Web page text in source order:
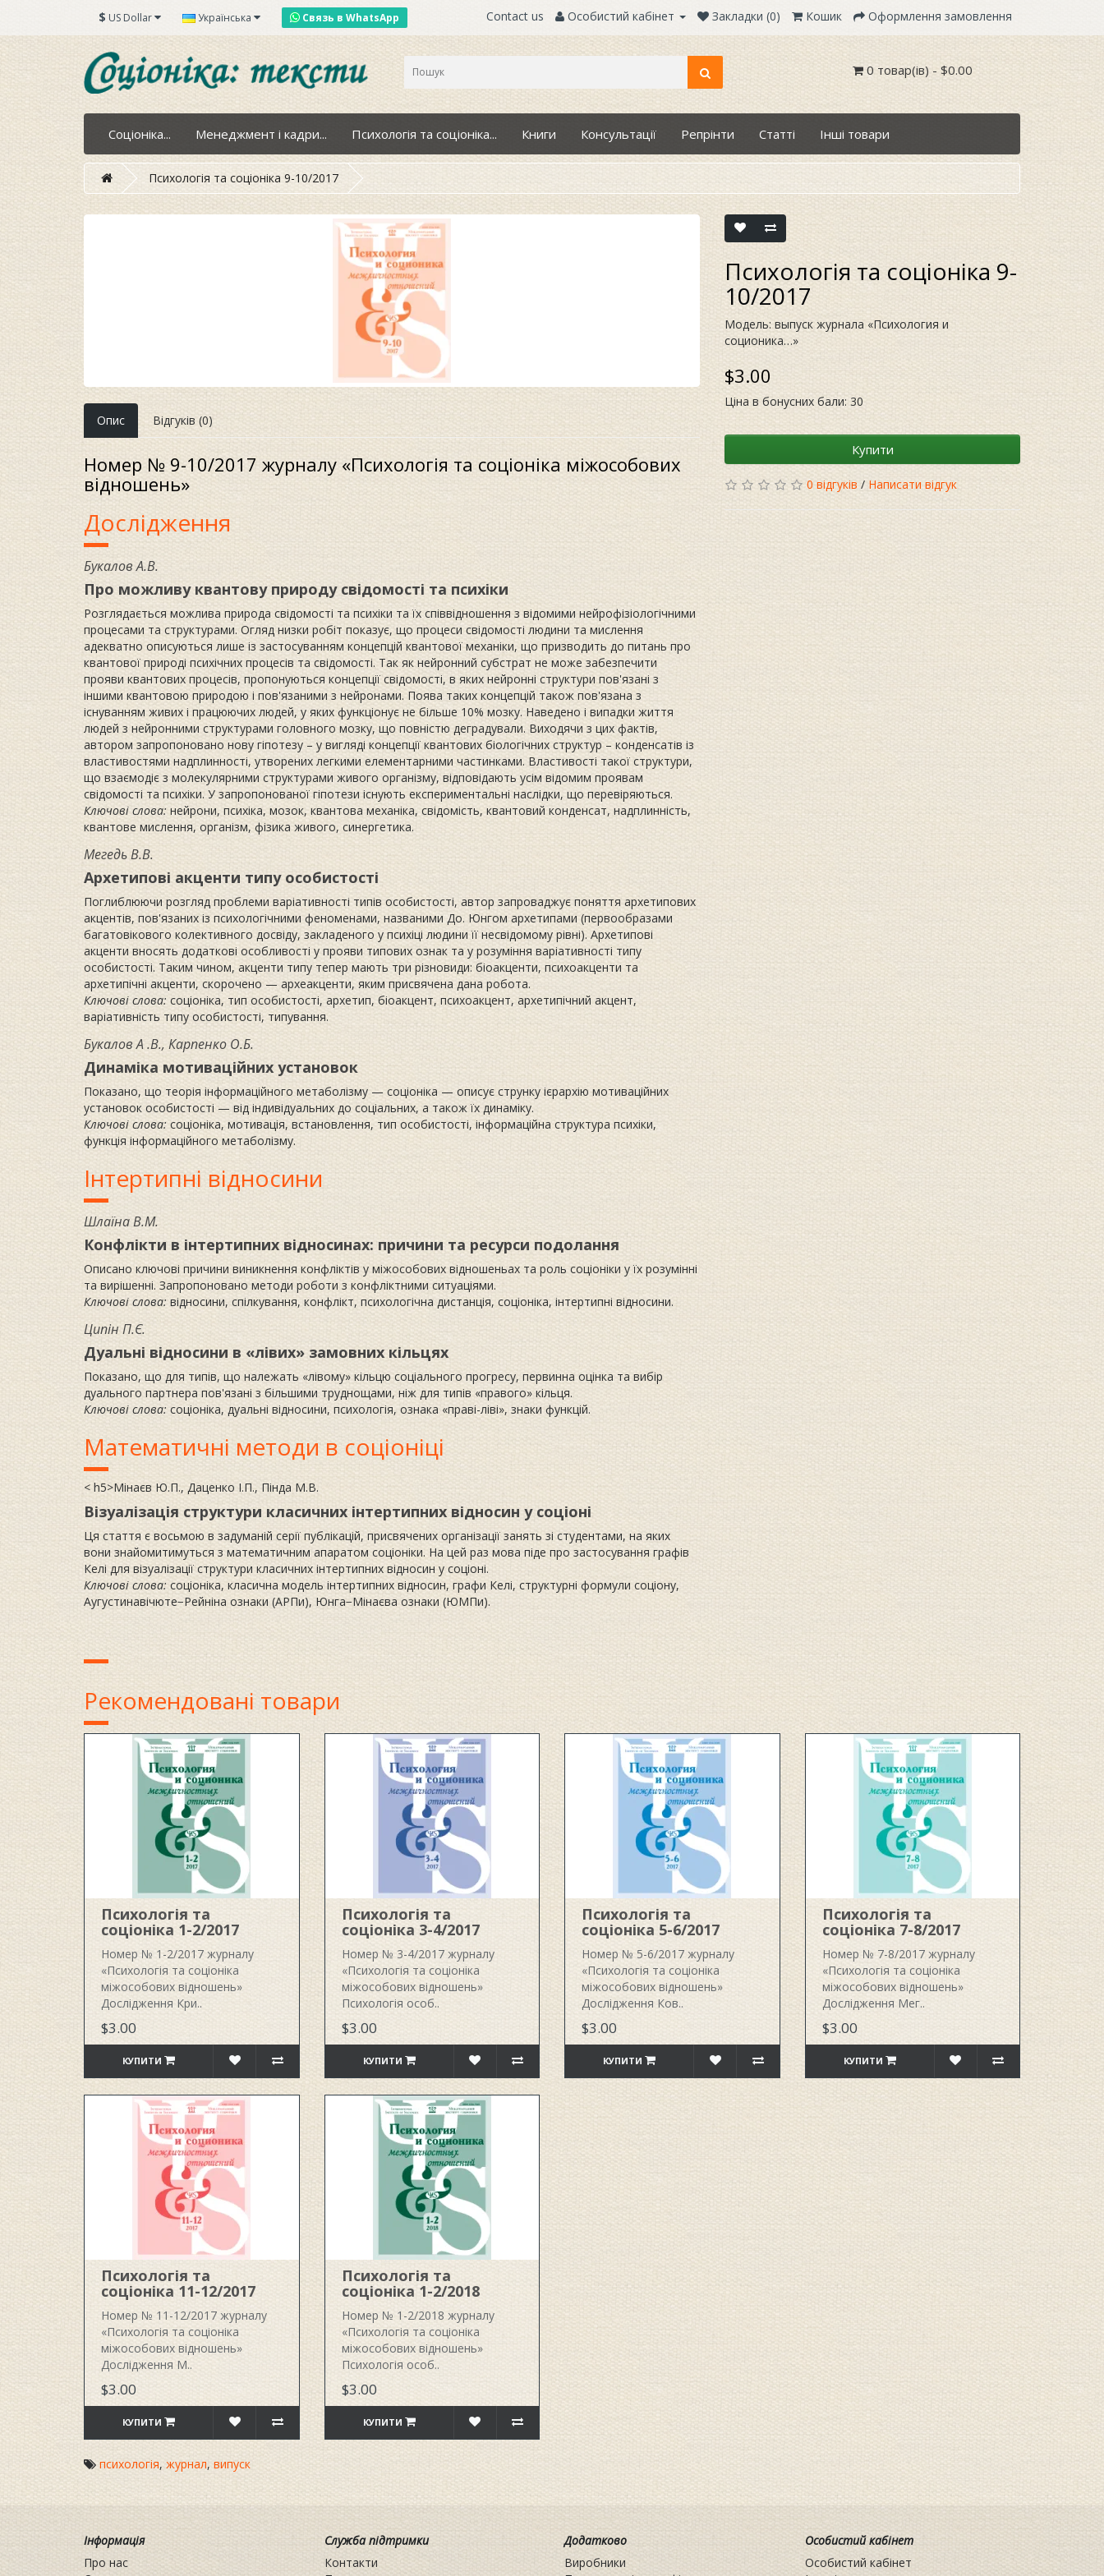
$ US Dollar Українська Связь в WhatsApp Contact us Особистий кабінет Закладки (0) Кошик Оформлення замовлення
0 товар(ів) - $0.00
Соціоніка... Менеджмент і кадри... Психологія та соціоніка... Книги Консультації Репрінти Статті Інші товари
Психологія та соціоніка 9-10/2017
Опис Відгуків (0)
Номер № 9-10/2017 журналу «Психологія та соціоніка міжособових
відношень»
Дослідження
Букалов А.В.
Про можливу квантову природу свідомості та психіки
Розглядається можлива природа свідомості та психіки та їх співвідношення з відомими нейрофізіологічними
процесами та структурами. Огляд низки робіт показує, що процеси свідомості людини та мислення
адекватно описуються лише із застосуванням концепцій квантової механіки, що призводить до питань про
квантової природі психічних процесів та свідомості. Так як нейронний субстрат не може забезпечити
прояви квантових процесів, пропонуються концепції свідомості, в яких нейронні структури пов'язані з
іншими квантовою природою і пов'язаними з нейронами. Поява таких концепцій також пов'язана з
існуванням живих і працюючих людей, у яких функціонує не більше 10% мозку. Наведено і випадки життя
людей з нейронними структурами головного мозку, що повністю деградували. Виходячи з цих фактів,
автором запропоновано нову гіпотезу – у вигляді концепції квантових біологічних структур – конденсатів із
властивостями надплинності, утворених легкими елементарними частинками. Властивості такої структури,
що взаємодіє з молекулярними структурами живого організму, відповідають усім відомим проявам
свідомості та психіки. У запропонованої гіпотези існують експериментальні наслідки, що перевіряються.
Ключові слова: нейрони, психіка, мозок, квантова механіка, свідомість, квантовий конденсат, надплинність,
квантове мислення, організм, фізика живого, синергетика.
Мегедь В.В.
Архетипові акценти типу особистості
Поглиблюючи розгляд проблеми варіативності типів особистості, автор запроваджує поняття архетипових
акцентів, пов'язаних із психологічними феноменами, названими До. Юнгом архетипами (первообразами
багатовікового колективного досвіду, закладеного у психіці людини її несвідомому рівні). Архетипові
акценти вносять додаткові особливості у прояви типових ознак та у розуміння варіативності типу
особистості. Таким чином, акценти типу тепер мають три різновиди: біоакценти, психоакценти та
архетипічні акценти, скорочено — археакценти, яким присвячена дана робота.
Ключові слова: соціоніка, тип особистості, архетип, біоакцент, психоакцент, архетипічний акцент,
варіативність типу особистості, типування.
Букалов А .В., Карпенко О.Б.
Динаміка мотиваційних установок
Показано, що теорія інформаційного метаболізму — соціоніка — описує струнку ієрархію мотиваційних
установок особистості — від індивідуальних до соціальних, а також їх динаміку.
Ключові слова: соціоніка, мотивація, встановлення, тип особистості, інформаційна структура психіки,
функція інформаційного метаболізму.
Інтертипні відносини
Шлаїна В.М.
Конфлікти в інтертипних відносинах: причини та ресурси подолання
Описано ключові причини виникнення конфліктів у міжособових відношеньах та роль соціоніки у їх розумінні
та вирішенні. Запропоновано методи роботи з конфліктними ситуаціями.
Ключові слова: відносини, спілкування, конфлікт, психологічна дистанція, соціоніка, інтертипні відносини.
Ципін П.Є.
Дуальні відносини в «лівих» замовних кільцях
Показано, що для типів, що належать «лівому» кільцю соціального прогресу, первинна оцінка та вибір
дуального партнера пов'язані з більшими труднощами, ніж для типів «правого» кільця.
Ключові слова: соціоніка, дуальні відносини, психологія, ознака «праві-ліві», знаки функцій.
Математичні методи в соціоніці
< h5>Мінаєв Ю.П., Даценко І.П., Пінда М.В.
Візуалізація структури класичних інтертипних відносин у соціоні
Ця стаття є восьмою в задуманій серії публікацій, присвячених організації занять зі студентами, на яких
вони знайомитимуться з математичним апаратом соціоніки. На цей раз мова піде про застосування графів
Келі для візуалізації структури класичних інтертипних відносин у соціоні.
Ключові слова: соціоніка, класична модель інтертипних відносин, графи Келі, структурні формули соціону,
Аугустинавічюте−Рейніна ознаки (АРПи), Юнга−Мінаєва ознаки (ЮМПи).
Психологія та соціоніка 9-
10/2017
Модель: выпуск журнала «Психология и
соционика…»
$3.00
Ціна в бонусних бали: 30
Купити
0 відгуків / Написати відгук
Рекомендовані товари
Психологія та
соціоніка 1-2/2017
Номер № 1-2/2017 журналу
«Психологія та соціоніка
міжособових відношень»
Дослідження Кри..
$3.00
КУПИТИ
Психологія та
соціоніка 3-4/2017
Номер № 3-4/2017 журналу
«Психологія та соціоніка
міжособових відношень»
Психологія особ..
$3.00
КУПИТИ
Психологія та
соціоніка 5-6/2017
Номер № 5-6/2017 журналу
«Психологія та соціоніка
міжособових відношень»
Дослідження Ков..
$3.00
КУПИТИ
Психологія та
соціоніка 7-8/2017
Номер № 7-8/2017 журналу
«Психологія та соціоніка
міжособових відношень»
Дослідження Мег..
$3.00
КУПИТИ
Психологія та
соціоніка 11-12/2017
Номер № 11-12/2017 журналу
«Психологія та соціоніка
міжособових відношень»
Дослідження М..
$3.00
КУПИТИ
Психологія та
соціоніка 1-2/2018
Номер № 1-2/2018 журналу
«Психологія та соціоніка
міжособових відношень»
Психологія особ..
$3.00
КУПИТИ
психологія, журнал, випуск
Інформація
Про нас
Служба підтримки
Контакти
Додатково
Виробники
Особистий кабінет
Особистий кабінет